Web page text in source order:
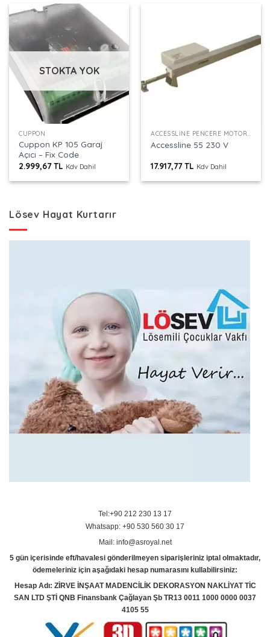
STOKTA YOK
CUPPON
Cuppon KP 105 Garaj
Açıcı – Fix Code
2.999,67TL Kdv Dahil
Accessline 55 230 V
17.917,77TL Kdv Dahil
Lösev Hayat Kurtarır
Tel:+90 212 230 13 17
Whatsapp: +90 530 560 30 17
Mail: info@asroyal.net
5 gün içerisinde eft/havalesi gönderilmeyen siparişleriniz iptal olmaktadır,
ödemeleriniz için aşağıdaki hesap numarasını kullabilirsiniz:
Hesap Adı: ZİRVE İNŞAAT MADENCİLİK DEKORASYON NAKLİYAT TİC
SAN LTD ŞTİ QNB Finansbank Çağlayan Şb TR13 0011 1000 0000 0037
4105 55